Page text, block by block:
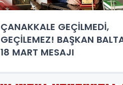
ÇANAKKALE GEÇİLMEDİ,
GEÇİLEMEZ! BAŞKAN
18 MART MESAJI